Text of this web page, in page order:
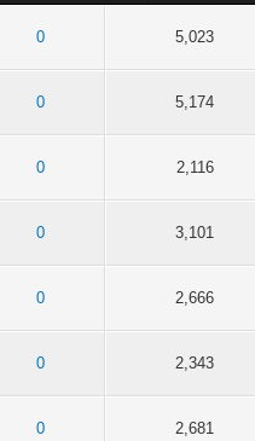
0 5,023
0 5,174
0 2,116
0 3,101
0 2,666
0 2,343
0 2,681